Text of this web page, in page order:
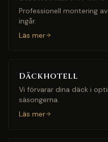
Professionell montering
ingår.
Läs mer
Däckhotell
Vi förvarar dina däck i
säsongerna.
Läs mer